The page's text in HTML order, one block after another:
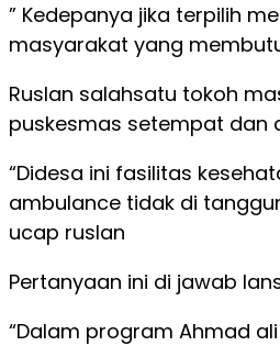
” Kedepanya jika terpilih
masyarakat yang
Ruslan salahsatu tokoh
puskesmas setempat dan
“Didesa ini fasilitas
ambulance tidak di
ucap ruslan
Pertanyaan ini di jawab
“Dalam program Ahmad